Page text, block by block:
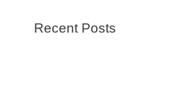
Recent Posts